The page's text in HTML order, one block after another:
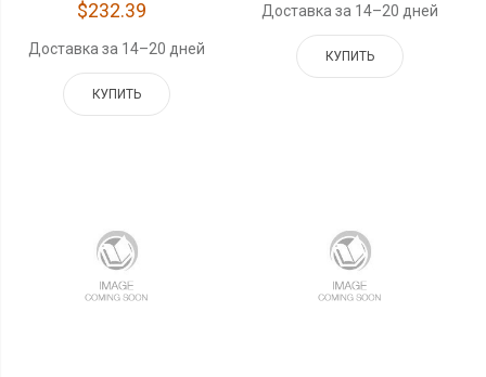
$232.39
Доставка за 14–20 дней
КУПИТЬ
Доставка за 14–20 дней
КУПИТЬ